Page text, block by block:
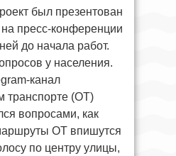
был презентован
пресс-конференции
до начала работ.
у населения.
канал
транспорте (ОТ)
вопросами, как
ОТ впишутся
по центру улицы,